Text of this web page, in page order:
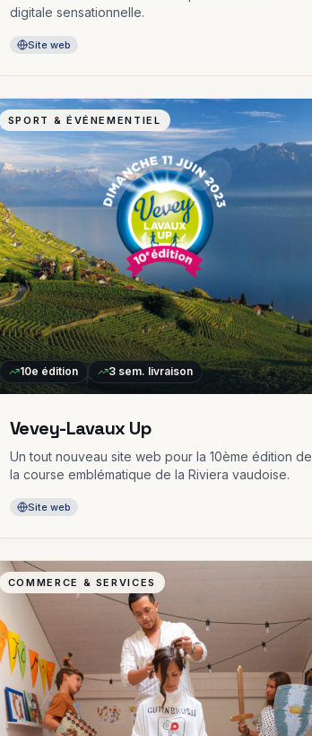
digitale sensationnelle.
Site web
SPORT & ÉVÉNEMENTIEL
10e édition 3 sem. livraison
Vevey-Lavaux Up
Un tout nouveau site web pour la 10ème édition de
la course emblématique de la Riviera vaudoise.
Site web
COMMERCE & SERVICES